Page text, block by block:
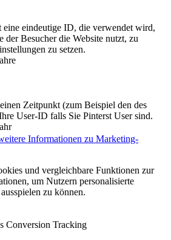
eine eindeutige ID, die verwendet wird,
der Besucher die Website nutzt, zu
zu setzen.
Zeitpunkt (zum Beispiel den des
User-ID falls Sie Pinterst User sind.
Informationen zu Marketing-
und vergleichbare Funktionen zur
um Nutzern personalisierte
zu können.
Conversion Tracking